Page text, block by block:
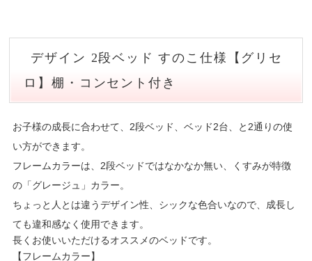
デザイン 2段ベッド すのこ仕様【グリセ
ロ】棚・コンセント付き
お子様の成長に合わせて、2段ベッド、ベッド2台、と2通りの使
い方ができます。
フレームカラーは、2段ベッドではなかなか無い、くすみが特徴
の「グレージュ」カラー。
ちょっと人とは違うデザイン性、シックな色合いなので、成長し
ても違和感なく使用できます。
長くお使いいただけるオススメのベッドです。
【フレームカラー】